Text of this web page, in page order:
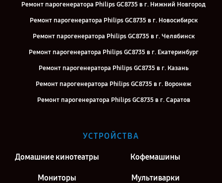
Ремонт парогенератора Philips GC8735 в г. Нижний Новгород
Ремонт парогенератора Philips GC8735 в г. Новосибирск
Ремонт парогенератора Philips GC8735 в г. Челябинск
Ремонт парогенератора Philips GC8735 в г. Екатеринбург
Ремонт парогенератора Philips GC8735 в г. Казань
Ремонт парогенератора Philips GC8735 в г. Воронеж
Ремонт парогенератора Philips GC8735 в г. Саратов
Ремонт парогенератора Philips GC8735 в г. Москва
УСТРОЙСТВА
Домашние кинотеатры Кофемашины
Мониторы Мультиварки